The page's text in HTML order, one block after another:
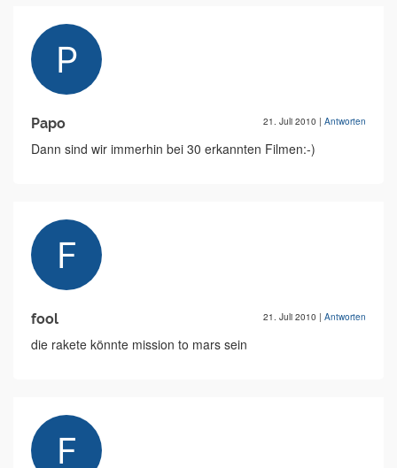
Papo 21. Juli 2010 | Antworten
Dann sind wir immerhin bei 30 erkannten Filmen:-)
fool 21. Juli 2010 | Antworten
die rakete könnte mission to mars sein